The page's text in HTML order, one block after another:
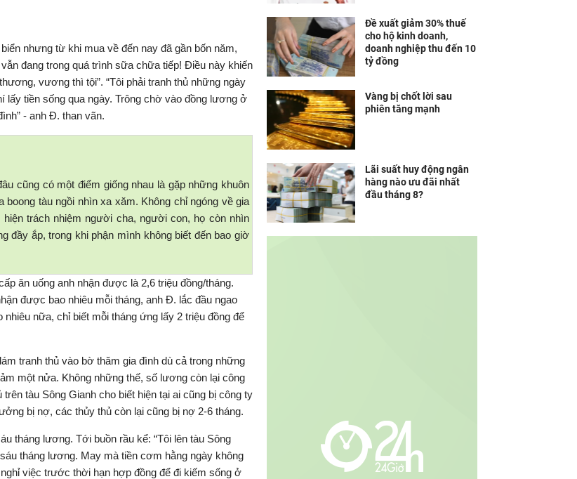
nhưng từ khi mua về đến nay đã gần bốn năm,
đang trong quá trình sữa chữa tiếp! Điều này khiến
vương thì tội”. “Tôi phải tranh thủ những ngày
tiền sống qua ngày. Trông chờ vào đồng lương ở
- anh Đ. than vãn.
cũng có một điểm giống nhau là gặp những khuôn
tàu ngồi nhìn xa xăm. Không chỉ ngóng về gia
trách nhiệm người cha, người con, họ còn nhìn
đầy ắp, trong khi phận mình không biết đến bao giờ
ăn uống anh nhận được là 2,6 triệu đồng/tháng.
được bao nhiêu mỗi tháng, anh Đ. lắc đầu ngao
nữa, chỉ biết mỗi tháng ứng lấy 2 triệu đồng để
tranh thủ vào bờ thăm gia đình dù cả trong những
một nửa. Không những thế, số lương còn lại công
tàu Sông Gianh cho biết hiện tại ai cũng bị công ty
bị nợ, các thủy thủ còn lại cũng bị nợ 2-6 tháng.
tháng lương. Tới buồn rầu kể: “Tôi lên tàu Sông
tháng lương. May mà tiền cơm hằng ngày không
việc trước thời hạn hợp đồng để đi kiếm sống ở
Đề xuất giảm 30% thuế
cho hộ kinh doanh,
doanh nghiệp thu đến 10
tỷ đồng
Vàng bị chốt lời sau
phiên tăng mạnh
Lãi suất huy động ngân
hàng nào ưu đãi nhất
đầu tháng 8?